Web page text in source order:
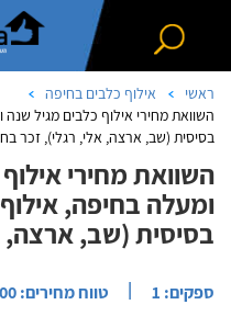
ראשי
אילוף כלבים בחיפה
השוואת מחירי אילוף כלבים מגיל
בסיסית (שב, ארצה, אלי, רגלי), זכר
השוואת מחירי
ומעלה בחיפה,
בסיסית (שב, ארצה,
ספקים: 1 | טווח מחירים: ₪2,000-2,800